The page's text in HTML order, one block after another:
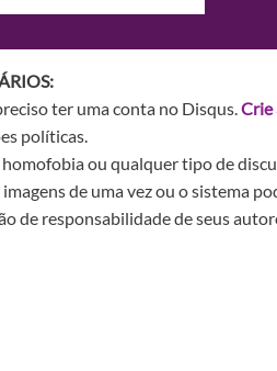
ter uma conta no Disqus.Crie
políticas.
ou qualquer tipo de
de uma vez ou o sistema
de responsabilidade de seus